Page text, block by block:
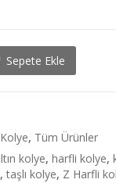
Sepete Ekle
Kolye, Tüm Ürünler
kolye, harfli kolye,
, taşlı kolye, Z Harfli